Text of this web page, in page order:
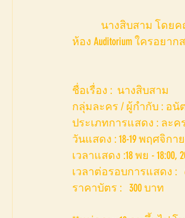
ห้อง Auditorium ใครอ
ชื่อเรื่อง :  นางสิบสาม
กลุ่มละคร / ผู้กำกับ : อนั
ประเภทการแสดง : ละค
วันแสดง : 18-19 พฤศจิกา
เวลาแสดง :18 พย - 18:00,
เวลาต่อรอบการแสดง :
ราคาบัตร :   300 บาท